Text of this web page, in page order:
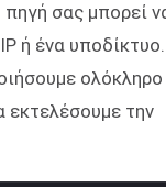
πηγή σας μπορεί
ή ένα υποδίκτυο.
ολόκληρο
εκτελέσουμε την